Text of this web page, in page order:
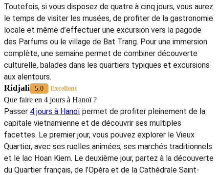
Toutefois, si vous disposez de quatre à cinq jours, vous aurez
le temps de visiter les musées, de profiter de la gastronomie
locale et même d’effectuer une excursion vers la pagode
des Parfums ou le village de Bat Trang. Pour une immersion
complète, une semaine permet de combiner découverte
culturelle, balades dans les quartiers typiques et excursions
aux alentours.
Ridjali 5.0 Excellent
Que faire en 4 jours à Hanoï ?
Passer 4 jours à Hanoï permet de profiter pleinement de la
capitale vietnamienne et de découvrir ses multiples
facettes. Le premier jour, vous pouvez explorer le Vieux
Quartier, avec ses ruelles animées, ses marchés traditionnels
et le lac Hoan Kiem. Le deuxième jour, partez à la découverte
du Quartier français, de l’Opéra et de la Cathédrale Saint-